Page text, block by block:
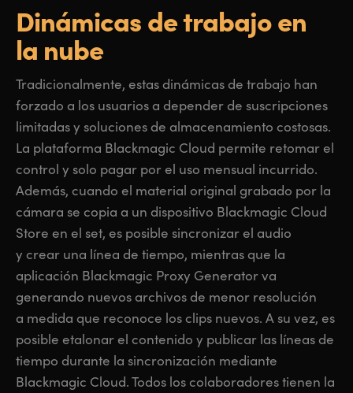
Dinámicas detrabajo en
la nube
Tradicionalmente, estas dinámicas de trabajo han
forzado a los usuarios a depender de suscripciones
limitadas y soluciones de almacenamiento costosas.
La plataforma Blackmagic Cloud permite retomar el
control y solo pagar por el uso mensual incurrido.
Además, cuando el material original grabado por la
cámara se copia a un dispositivo Blackmagic Cloud
Store en el set, es posible sincronizar el audio
y crear una línea de tiempo, mientras que la
aplicación Blackmagic Proxy Generator va
generando nuevos archivos de menor resolución
a medida que reconoce los clips nuevos. A su vez, es
posible etalonar el contenido y publicar las líneas de
tiempo durante la sincronización mediante
Blackmagic Cloud. Todos los colaboradores tienen la